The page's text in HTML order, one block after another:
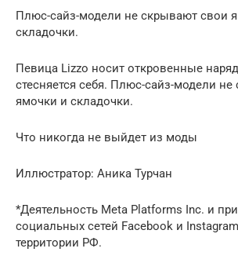
Плюс-сайз-модели не скрывают свои
складочки.
Певица Liz­zo носит откровенные
стесняется себя. Плюс-сайз-модели
ямочки и складочки.
️Что никогда не выйдет из моды
Иллюстратор: Аника Турчан
*Деятельность Meta Plat­forms Inc. и
социальных сетей Face­book и
территории РФ.